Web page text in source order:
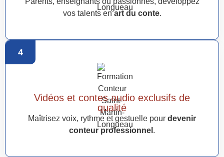
vos talents enart du conte.
4
Vidéos et contes audio exclusifs de
qualité
Maîtrisez voix, rythme et gestuelle pour devenir
conteur professionnel .